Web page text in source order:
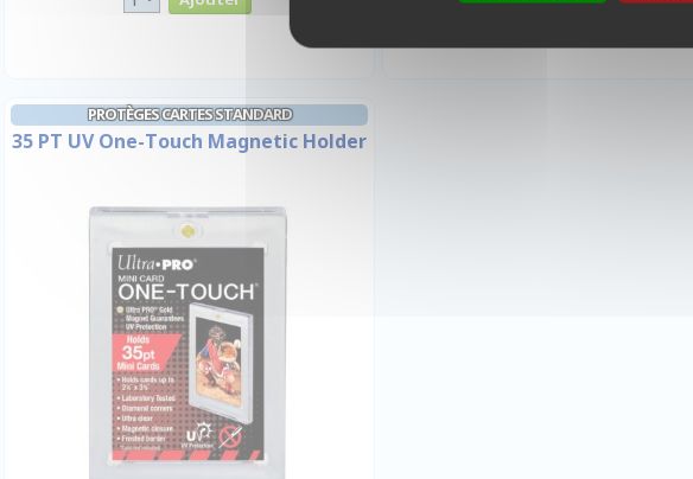
PROTÈGES CARTES STANDARD
35 PT UV One-Touch Magnetic Holder